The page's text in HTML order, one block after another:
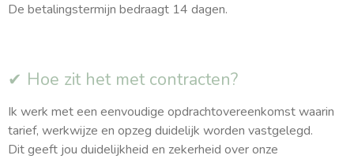
De betalingstermijn bedraagt 14 dagen.
✔ Hoe zit het met contracten?
Ik werk met een eenvoudige opdrachtovereenkomst waarin
tarief, werkwijze en opzeg duidelijk worden vastgelegd.
Dit geeft jou duidelijkheid en zekerheid over onze